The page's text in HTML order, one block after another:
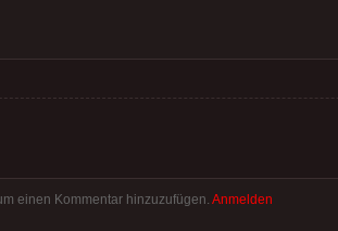
einen Kommentar hinzuzufügen. Anmelden